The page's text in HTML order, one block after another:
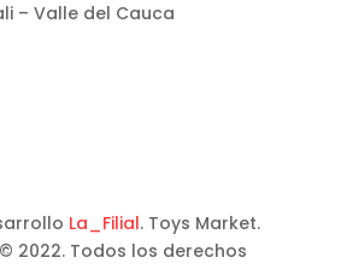
– Valle del Cauca
La_Filial. Toys Market.
2022. Todos los derechos